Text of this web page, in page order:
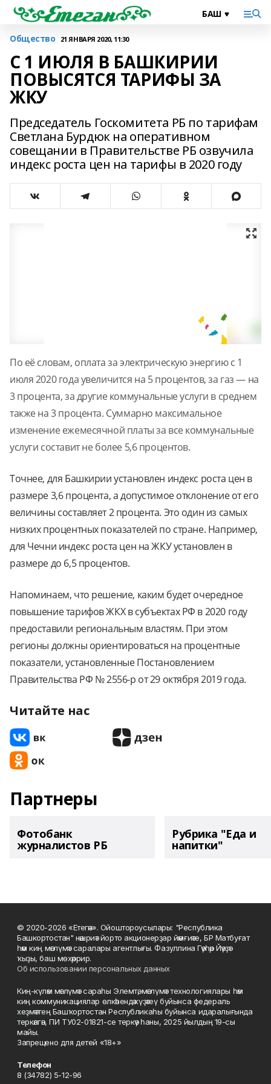
Общество 21 ЯНВАРЯ 2020, 11:30
С 1 ИЮЛЯ В БАШКИРИИ
ПОВЫСЯТСЯ ТАРИФЫ ЗА
ЖКУ
Председатель Госкомитета РБ по тарифам
Светлана Бурдюк на оперативном
совещании в Правительстве РБ озвучила
индекс роста цен на тарифы в 2020 году
По её словам, оплата за электрическую энергию с 1
июля 2020 года увеличится на 5 процентов, за газ — на
3 процента, за другие коммунальные услуги в среднем
также на 3 процента. Суммарно максимальное
изменение ежемесячной платы за все коммунальные
услуги составит не более 5,6 процентов.
Точнее, для Башкирии установлен индекс роста цен в
размере 3,6 процента, а допустимое отклонение от его
величины составляет 2 процента. Это один из самых
низких процентных показателей по стране. Например,
для Чечни индекс роста цен на ЖКУ установлен в
размере до 6,5 процентов.
Напоминаем, что решение, каким будет очередное
повышение тарифов ЖКХ в субъектах РФ в 2020 году
предоставили региональным властям. При этом
регионы должны ориентироваться на процентные
показатели, установленные Постановлением
Правительства РФ № 2556-р от 29 октября 2019 года.
Читайте нас
Партнеры
Фотобанк
журналистов РБ
Рубрика "Еда и
напитки"
© 2020-2026 «Етегән». Ойоштороусылары: "Республика
Башкортостан" нәшриәт йорто акционерҙар йәмғиәте, БР Матбуғат
һәм киң мәғлүмәт саралары агентлығы. Фазуллина Гәүһәр Йәүҙәт
ҡыҙы, баш мөхәррир.
Об использовании персональных данных
Киң-күләм мәғлүмәт сараһы Элемтә, мәғлүмәт технологиялары һәм
киң коммуникациялар өлкәһендә күҙәтеү буйынса федераль
хеҙмәттең Башҡортостан Республикаһы буйынса идаралығында
теркәлгән, ПИ ТУ02-01821-се теркәү һаны, 2025 йылдың 19-сы
майы.
Запрещено для детей «18+»
Телефон
8 (34782) 5-12-96